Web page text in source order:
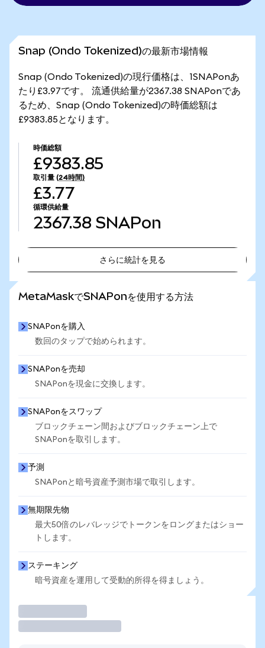
Snap (Ondo Tokenized)の最新市場情報
Snap (Ondo Tokenized)の現行価格は、1SNAPonあ
たり£3.97です。 流通供給量が2367.38 SNAPonであ
るため、Snap (Ondo Tokenized)の時価総額は
£9383.85となります。
時価総額
£9383.85
取引量 (24時間)
£3.77
循環供給量
2367.38 SNAPon
さらに統計を見る
MetaMaskでSNAPonを使用する方法
SNAPonを購入
数回のタップで始められます。
SNAPonを売却
SNAPonを現金に交換します。
SNAPonをスワップ
ブロックチェーン間およびブロックチェーン上で
SNAPonを取引します。
予測
SNAPonと暗号資産予測市場で取引します。
無期限先物
最大50倍のレバレッジでトークンをロングまたはショー
トします。
ステーキング
暗号資産を運用して受動的所得を得ましょう。